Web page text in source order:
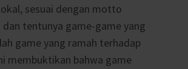
sesuai dengan motto
dan tentunya game-game yang
game yang ramah terhadap
membuktikan bahwa game